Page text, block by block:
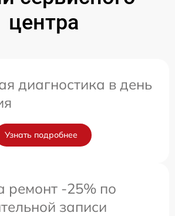
центра
диагностика в день
Узнать подробнее
ремонт -25% по
записи